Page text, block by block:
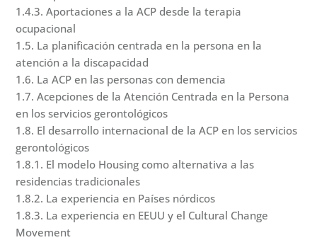
1.4.3. Aportaciones a la ACP desde la terapia
ocupacional
1.5. La planificación centrada en la persona en la
atención a la discapacidad
1.6. La ACP en las personas con demencia
1.7. Acepciones de la Atención Centrada en la Persona
en los servicios gerontológicos
1.8. El desarrollo internacional de la ACP en los servicios
gerontológicos
1.8.1. El modelo Housing como alternativa a las
residencias tradicionales
1.8.2. La experiencia en Países nórdicos
1.8.3. La experiencia en EEUU y el Cultural Change
Movement